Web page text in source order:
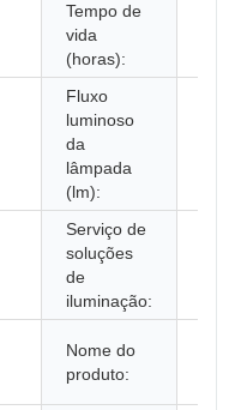
Tempo de
vida
(horas):
Fluxo
luminoso
da
lâmpada
(lm):
Serviço de
soluções
de
iluminação:
Nome do
produto: